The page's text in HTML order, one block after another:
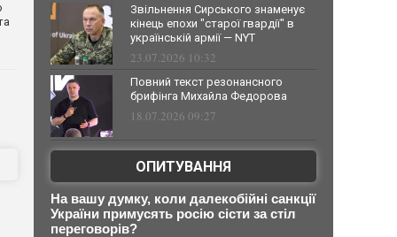
Звільнення Сирського знаменує
кінець епохи "старої гвардії" в
українській армії — NYT
23.07.2026 10:32
Повний текст резонансного
брифінга Михайла Федорова
18.07.2026 09:27
ОПИТУВАННЯ
На вашу думку, коли далекобійні санкції
України примусять росію сісти за стіл
переговорів?